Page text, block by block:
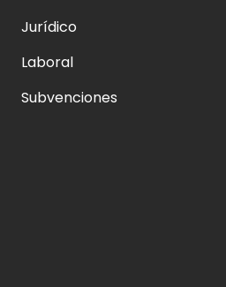
Jurídico
Laboral
Subvenciones